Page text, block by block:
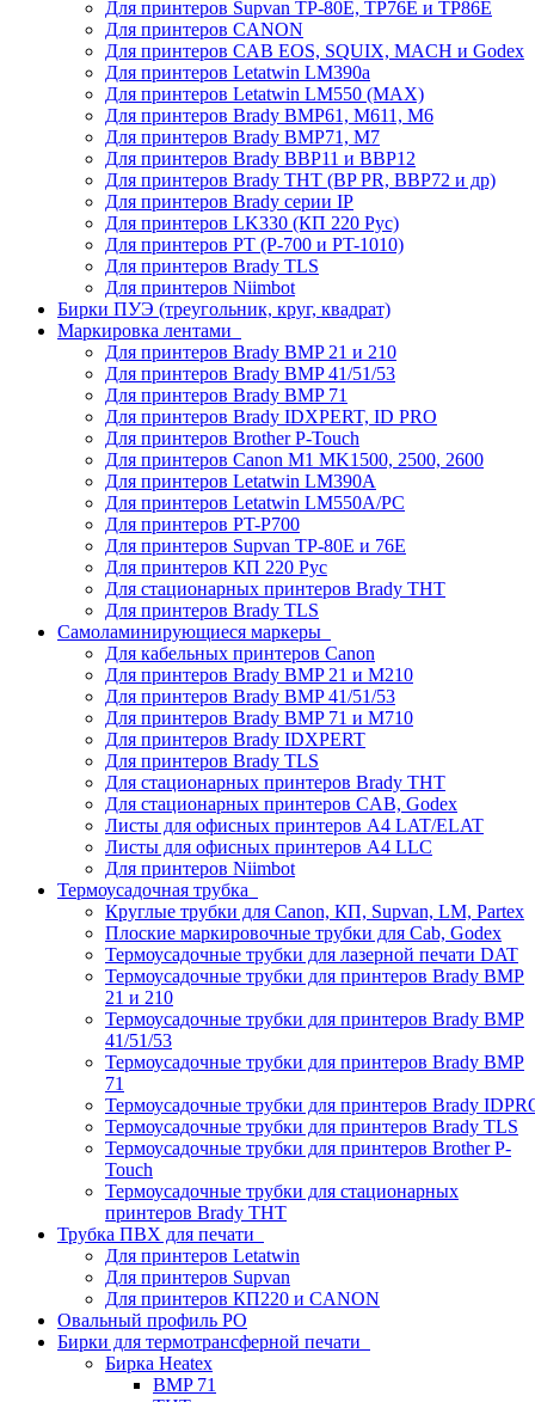
Для принтеров Supvan TP-80E, TP76E и TP86E
Для принтеров CANON
Для принтеров CAB EOS, SQUIX, MACH и Godex
Для принтеров Letatwin LM390a
Для принтеров Letatwin LM550 (MAX)
Для принтеров Brady BMP61, M611, M6
Для принтеров Brady BMP71, M7
Для принтеров Brady BBP11 и BBP12
Для принтеров Brady THT (BP PR, BBP72 и др)
Для принтеров Brady серии IP
Для принтеров LK330 (КП 220 Рус)
Для принтеров PT (P-700 и PT-1010)
Для принтеров Brady TLS
Для принтеров Niimbot
Бирки ПУЭ (треугольник, круг, квадрат)
Маркировка лентами
Для принтеров Brady BMP 21 и 210
Для принтеров Brady BMP 41/51/53
Для принтеров Brady BMP 71
Для принтеров Brady IDXPERT, ID PRO
Для принтеров Brother P-Touch
Для принтеров Canon M1 MK1500, 2500, 2600
Для принтеров Letatwin LM390A
Для принтеров Letatwin LM550A/PC
Для принтеров PT-P700
Для принтеров Supvan TP-80E и 76E
Для принтеров КП 220 Рус
Для стационарных принтеров Brady THT
Для принтеров Brady TLS
Самоламинирующиеся маркеры
Для кабельных принтеров Canon
Для принтеров Brady BMP 21 и M210
Для принтеров Brady BMP 41/51/53
Для принтеров Brady BMP 71 и M710
Для принтеров Brady IDXPERT
Для принтеров Brady TLS
Для стационарных принтеров Brady THT
Для стационарных принтеров CAB, Godex
Листы для офисных принтеров А4 LAT/ELAT
Листы для офисных принтеров А4 LLC
Для принтеров Niimbot
Термоусадочная трубка
Круглые трубки для Canon, КП, Supvan, LM, Partex
Плоские маркировочные трубки для Cab, Godex
Термоусадочные трубки для лазерной печати DAT
Термоусадочные трубки для принтеров Brady BMP
21 и 210
Термоусадочные трубки для принтеров Brady BMP
41/51/53
Термоусадочные трубки для принтеров Brady BMP
71
Термоусадочные трубки для принтеров Brady
Термоусадочные трубки для принтеров Brady TLS
Термоусадочные трубки для принтеров Brother P-
Touch
Термоусадочные трубки для стационарных
принтеров Brady THT
Трубка ПВХ для печати
Для принтеров Letatwin
Для принтеров Supvan
Для принтеров КП220 и CANON
Овальный профиль PO
Бирки для термотрансферной печати
Бирка Heatex
BMP 71